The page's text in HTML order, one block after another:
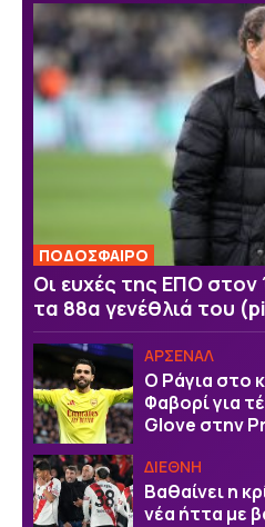
ΠΟΔΟΣΦΑΙΡΟ
Οι ευχές της EΠΟ στον
τα 88α γενέθλιά του
ΑΡΣΕΝΑΛ
Ο Ράγια στο
Φαβορί για
Glove στην
ΔΙΕΘΝΗ
Βαθαίνει η
νέα ήττα με